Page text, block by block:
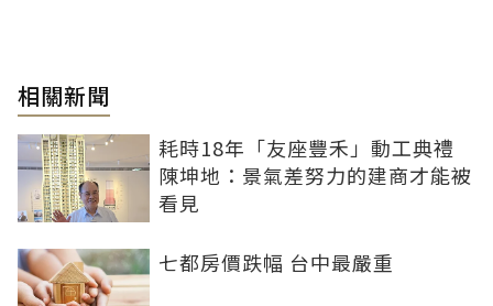
相關新聞
耗時18年「友座豐禾」動工典禮
陳坤地：景氣差努力的建商才能被
看見
七都房價跌幅 台中最嚴重